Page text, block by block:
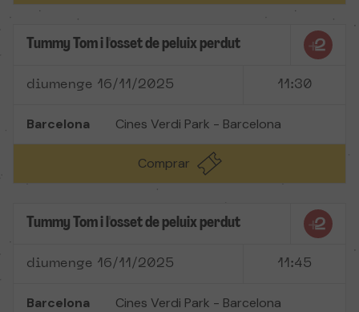
Tummy Tom i l'osset de peluix perdut
diumenge 16/11/2025 11:30
Barcelona Cines Verdi Park - Barcelona
Comprar
Tummy Tom i l'osset de peluix perdut
diumenge 16/11/2025 11:45
Barcelona Cines Verdi Park - Barcelona